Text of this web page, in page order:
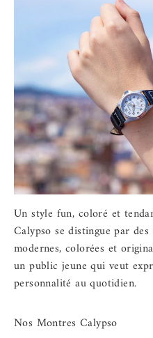
Calypso se distingue par
modernes, colorées et
un public jeune qui veut
personnalité au quotidien.